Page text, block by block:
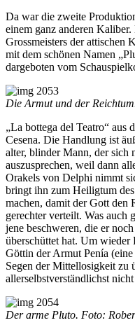
Da war die zweite
einem ganz anderen
Grossmeisters der attischen
mit dem schönen Namen
dargeboten vom
Die Armut und der
„La bottega del Teatro“ aus
Cesena. Die Handlung ist
alter, blinder Mann, der sich
auszusprechen, weil dann
Orakels von Delphi nimmt
bringt ihn zum Heiligtum
machen, damit der Gott
gerechter verteilt. Was
jene beschweren, die er
überschüttet hat. Um wieder
Göttin der Armut Penía
Segen der Mittellosigkeit
allerselbstverständlichst
Der arme Pluto. Foto: